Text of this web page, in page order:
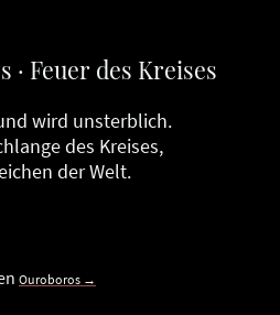
· Feuer des Kreises
wird unsterblich.
des Kreises,
der Welt.
Ouroboros →